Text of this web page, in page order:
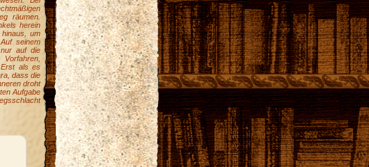
räumen.
herein
um
seinem
auf die
als es
dass die
droht
Aufgabe